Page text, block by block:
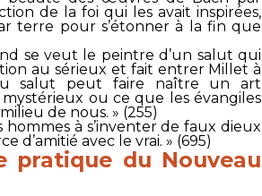
de la foi qui les avait inspirées,
terre pour s’étonner à la fin que
se veut le peintre d’un salut qui
au sérieux et fait entrer Millet à
salut peut faire naître un art
ou ce que les évangiles
de nous. » (255)
à s’inventer de faux dieux
d’amitié avec le vrai. » (695)
pratique du Nouveau